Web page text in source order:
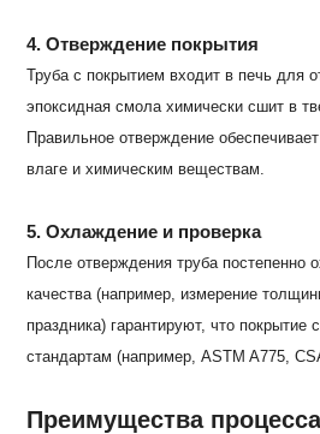
4. Отверждение покрытия
Труба с покрытием входит в печь для
эпоксидная смола химически сшит в
Правильное отверждение
влаге и химическим веществам.
5. Охлаждение и проверка
После отверждения труба постепенно
качества (например, измерение
праздника) гарантируют, что покрытие
стандартам (например, ASTM A775,
Преимущества